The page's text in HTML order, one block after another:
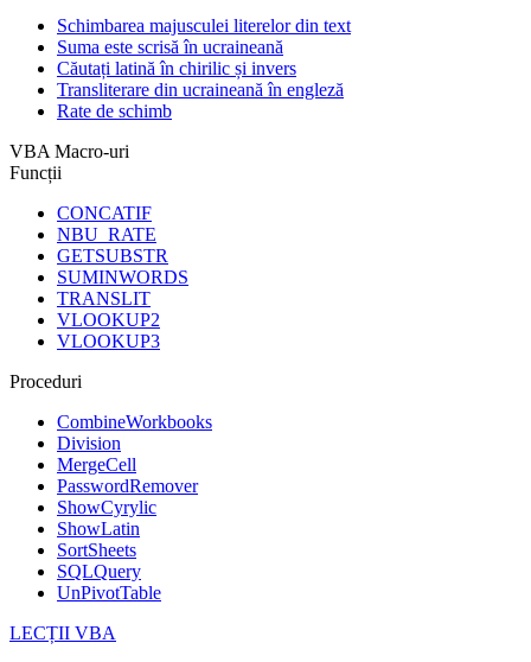
Schimbarea majusculei literelor din text
Suma este scrisă în ucraineană
Căutați latină în chirilic și invers
Transliterare din ucraineană în engleză
Rate de schimb
VBA Macro-uri
Funcții
CONCATIF
NBU_RATE
GETSUBSTR
SUMINWORDS
TRANSLIT
VLOOKUP2
VLOOKUP3
Proceduri
CombineWorkbooks
Division
MergeCell
PasswordRemover
ShowCyrylic
ShowLatin
SortSheets
SQLQuery
UnPivotTable
LECȚII VBA